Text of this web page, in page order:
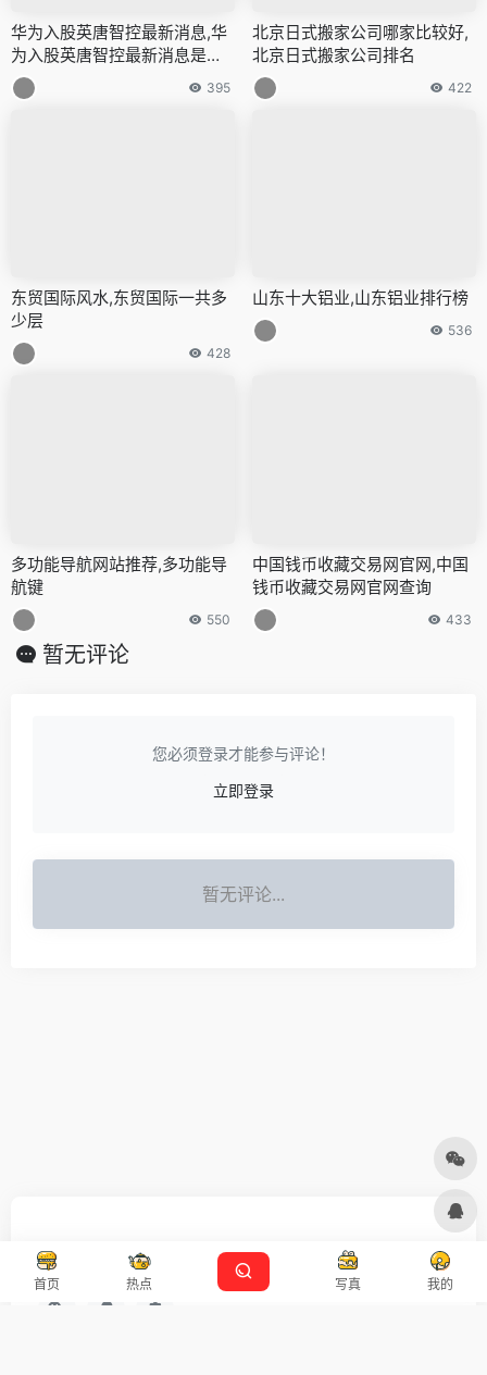
华为入股英唐智控最新消息,华
为入股英唐智控最新消息是真
的吗
395
北京日式搬家公司哪家比较好,
北京日式搬家公司排名
422
东贸国际风水,东贸国际一共多
少层
428
山东十大铝业,山东铝业排行榜
536
多功能导航网站推荐,多功能导
航键
550
中国钱币收藏交易网官网,中国
钱币收藏交易网官网查询
433
暂无评论
您必须登录才能参与评论！
立即登录
暂无评论...
首页 热点 写真 我的
友链申请 免责声明 广告合作 设计师导航